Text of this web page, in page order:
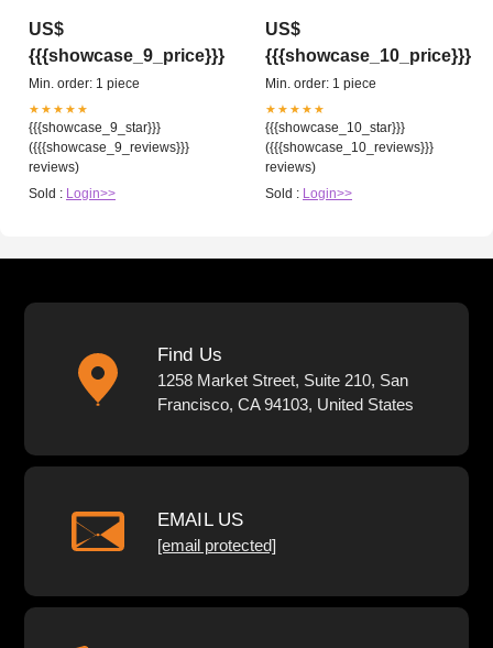
US$
{{{showcase_9_price}}}
Min. order: 1 piece
★★★★★
{{{showcase_9_star}}}
({{{showcase_9_reviews}}}
reviews)
Sold : Login>>
US$
{{{showcase_10_price}}}
Min. order: 1 piece
★★★★★
{{{showcase_10_star}}}
({{{showcase_10_reviews}}}
reviews)
Sold : Login>>
Find Us
1258 Market Street, Suite 210, San
Francisco, CA 94103, United States
EMAIL US
[email protected]